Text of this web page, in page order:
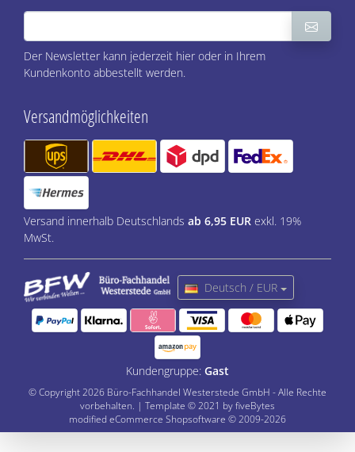
Der Newsletter kann jederzeit hier oder in Ihrem
Kundenkonto abbestellt werden.
Versandmöglichkeiten
Versand innerhalb Deutschlands ab 6,95 EUR exkl. 19%
MwSt.
Deutsch / EUR
Kundengruppe: Gast
© Copyright 2026 Büro-Fachhandel Westerstede GmbH - Alle Rechte
vorbehalten. | Template © 2021 by fiveBytes
modified eCommerce Shopsoftware © 2009-2026